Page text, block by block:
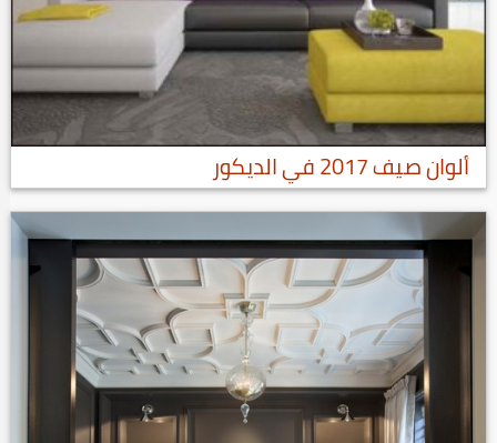
ألوان صيف 2017 في الديكور